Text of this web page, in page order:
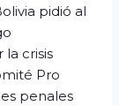
pidió al
crisis
Pro
penales